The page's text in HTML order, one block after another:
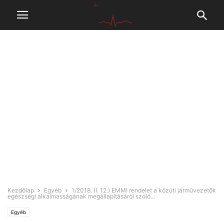
Kezdőlap Egyéb
1/2018. (I. 12.) EMMI rendelet a közúti járművezetők
egészségi alkalmasságának megállapításáról szóló...
Egyéb